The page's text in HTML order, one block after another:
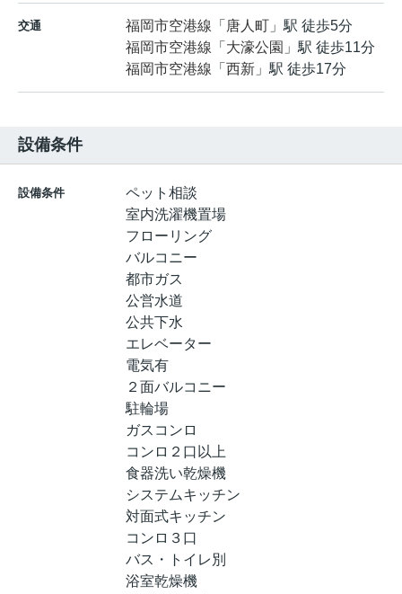
交通 福岡市空港線 「 唐人町 」駅 徒歩5分
福岡市空港線 「 大濠公園 」駅 徒歩11分
福岡市空港線 「 西新 」駅 徒歩17分
設備条件
設備条件
ペット相談
室内洗濯機置場
フローリング
バルコニー
都市ガス
公営水道
公共下水
エレベーター
電気有
２面バルコニー
駐輪場
ガスコンロ
コンロ２口以上
食器洗い乾燥機
システムキッチン
対面式キッチン
コンロ３口
バス・トイレ別
浴室乾燥機